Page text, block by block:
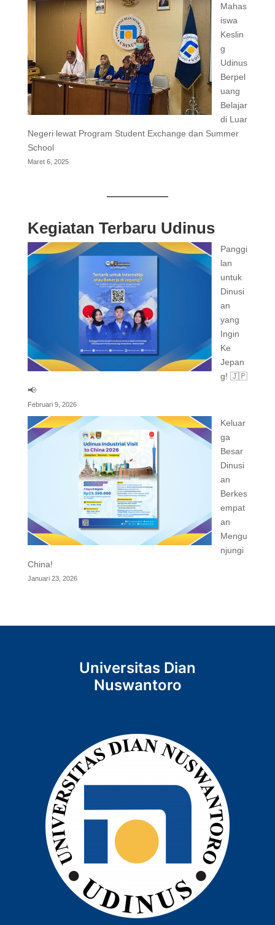
Mahas
iswa
Keslin
g
Udinus
Berpel
uang
Belajar
di Luar
Negeri lewat Program Student Exchange dan Summer
School
Maret 6, 2025
Kegiatan Terbaru Udinus
Panggi
lan
untuk
Dinusi
an
yang
Ingin
Ke
Jepan
g! 🇯🇵
📢
Februari 9, 2026
Keluar
ga
Besar
Dinusi
an
Berkes
empat
an
Mengu
njungi
China!
Januari 23, 2026
Universitas Dian
Nuswantoro